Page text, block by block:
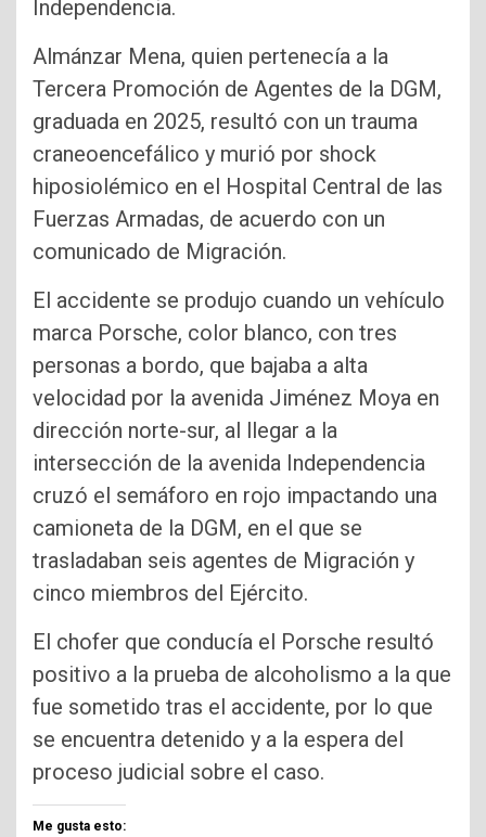
Independencia.
Almánzar Mena, quien pertenecía a la
Tercera Promoción de Agentes de la DGM,
graduada en 2025, resultó con un trauma
craneoencefálico y murió por shock
hiposiolémico en el Hospital Central de las
Fuerzas Armadas, de acuerdo con un
comunicado de Migración.
El accidente se produjo cuando un vehículo
marca Porsche, color blanco, con tres
personas a bordo, que bajaba a alta
velocidad por la avenida Jiménez Moya en
dirección norte-sur, al llegar a la
intersección de la avenida Independencia
cruzó el semáforo en rojo impactando una
camioneta de la DGM, en el que se
trasladaban seis agentes de Migración y
cinco miembros del Ejército.
El chofer que conducía el Porsche resultó
positivo a la prueba de alcoholismo a la que
fue sometido tras el accidente, por lo que
se encuentra detenido y a la espera del
proceso judicial sobre el caso.
Me gusta esto: